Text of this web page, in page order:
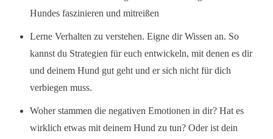
Hundes faszinieren und mitreißen
Lerne Verhalten zu verstehen. Eigne dir Wissen an. So
kannst du Strategien für euch entwickeln, mit denen es dir
und deinem Hund gut geht und er sich nicht für dich
verbiegen muss.
Woher stammen die negativen Emotionen in dir? Hat es
wirklich etwas mit deinem Hund zu tun? Oder ist dein